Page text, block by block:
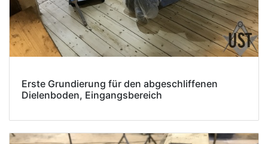
Erste Grundierung für den abgeschliffenen
Dielenboden, Eingangsbereich